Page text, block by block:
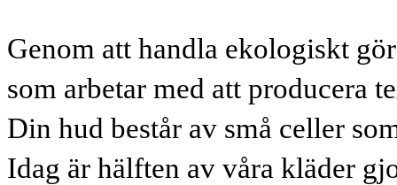
Genom att handla ekologiskt
som arbetar med att producera
Din hud består av små celler
Idag är hälften av våra kläder